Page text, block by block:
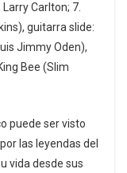
Carlton; 7.
guitarra slide:
Jimmy Oden),
Bee (Slim
puede ser visto
las leyendas del
vida desde sus